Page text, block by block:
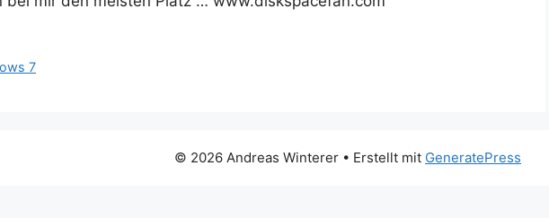
7
© 2026 Andreas Winterer • Erstellt mit GeneratePress